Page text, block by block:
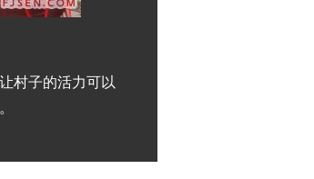
村子的活力可以